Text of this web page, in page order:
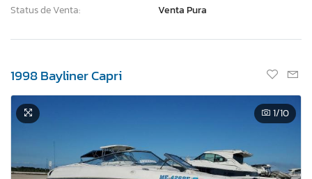
Status de Venta:
Venta Pura
1998 Bayliner Capri
1/10